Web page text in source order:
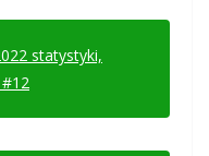
statystyki,